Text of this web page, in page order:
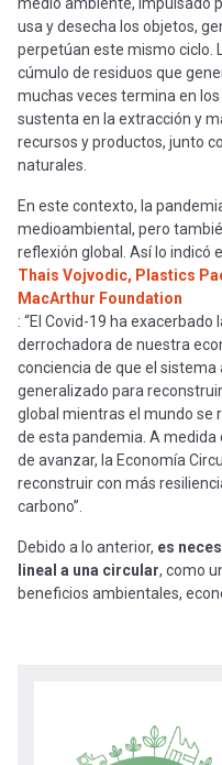
usa y desecha los objetos,
perpetúan este mismo ciclo.
cúmulo de residuos que
muchas veces termina en
sustenta en la extracción y
recursos y productos, junto
naturales.
En este contexto, la
medioambiental, pero
reflexión global. Así lo indicó
Thais Vojvodic, Plastics
MacArthur Foundation
: “El Covid-19 ha
derrochadora de nuestra
conciencia de que el
generalizado para
global mientras el mundo se
de esta pandemia. A medida
de avanzar, la Economía
reconstruir con más
carbono”.
Debido a lo anterior, es
lineal a una circular, como
beneficios ambientales,